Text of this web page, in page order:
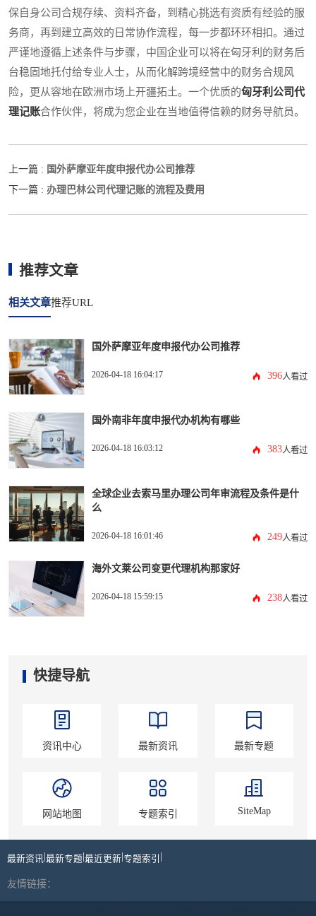
保自身公司合规存续、资料齐备，到精心挑选有资质有经验的服
务商，再到建立高效的日常协作流程，每一步都环环相扣。通过
严谨地遵循上述条件与步骤，中国企业可以将在匈牙利的财务后
台稳固地托付给专业人士，从而化解跨境经营中的财务合规风
险，更从容地在欧洲市场上开疆拓土。一个优质的匈牙利公司代
理记账合作伙伴，将成为您企业在当地值得信赖的财务导航员。
上一篇 : 国外萨摩亚年度申报代办公司推荐
下一篇 : 办理巴林公司代理记账的流程及费用
推荐文章
相关文章推荐URL
国外萨摩亚年度申报代办公司推荐
2026-04-18 16:04:17 396人看过
国外南非年度申报代办机构有哪些
2026-04-18 16:03:12 383人看过
全球企业去索马里办理公司年审流程及条件是什
么
2026-04-18 16:01:46 249人看过
海外文莱公司变更代理机构那家好
2026-04-18 15:59:15 238人看过
快捷导航
资讯中心 最新资讯 最新专题
网站地图 专题索引 SiteMap
最新资讯 最新专题 最近更新 专题索引
友情链接：